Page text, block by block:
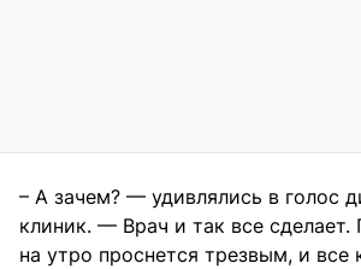
– А зачем? — удивлялись в голос
клиник. — Врач и так все сделает.
на утро проснется трезвым, и все